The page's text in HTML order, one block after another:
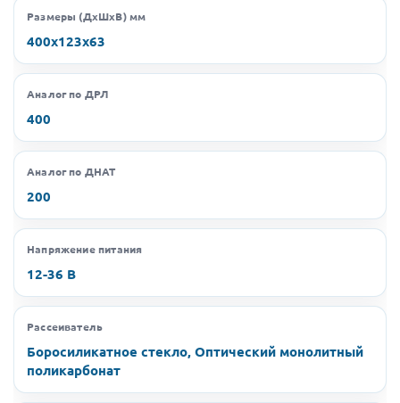
Размеры (ДхШхВ) мм
400х123х63
Аналог по ДРЛ
400
Аналог по ДНАТ
200
Напряжение питания
12-36 В
Рассеиватель
Боросиликатное стекло, Оптический монолитный
поликарбонат